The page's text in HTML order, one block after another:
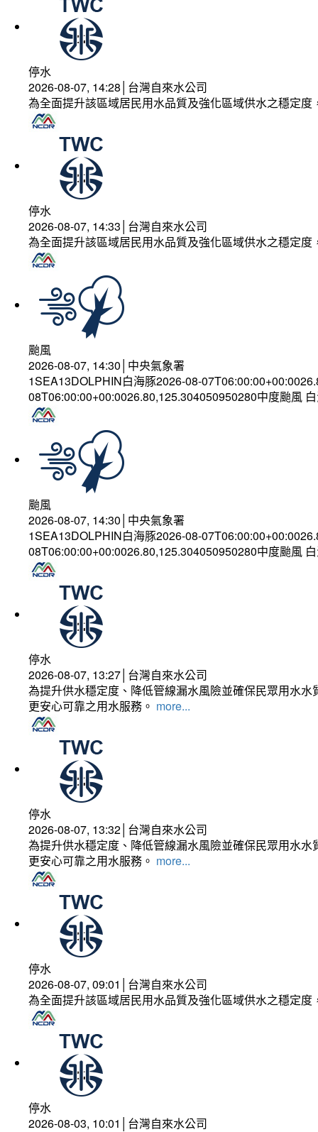
停水
2026-08-07, 14:28│台灣自來水公司
為全面提升該區域居民用水品質及強化區域供水之穩定
停水
2026-08-07, 14:33│台灣自來水公司
為全面提升該區域居民用水品質及強化區域供水之穩定
颱風
2026-08-07, 14:30│中央氣象署
1SEA13DOLPHIN白海豚2026-08-
08T06:00:00+00:0026.80,125.304050950280中度颱風
颱風
2026-08-07, 14:30│中央氣象署
1SEA13DOLPHIN白海豚2026-08-
08T06:00:00+00:0026.80,125.304050950280中度颱風
停水
2026-08-07, 13:27│台灣自來水公司
為提升供水穩定度、降低管線漏水風險並確保民眾用水
更安心可靠之用水服務。 more...
停水
2026-08-07, 13:32│台灣自來水公司
為提升供水穩定度、降低管線漏水風險並確保民眾用水
更安心可靠之用水服務。 more...
停水
2026-08-07, 09:01│台灣自來水公司
為全面提升該區域居民用水品質及強化區域供水之穩定
停水
2026-08-03, 10:01│台灣自來水公司